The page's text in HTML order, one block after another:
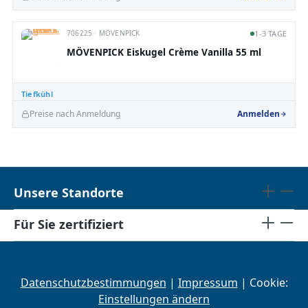
Tiefkühl
706225 · MÖVENPICK 1-3 TAGE
MÖVENPICK Eiskugel Crème Vanilla 55 ml
Preise nach Anmeldung Anmelden
Unsere Standorte
Für Sie zertifiziert
Datenschutzbestimmungen | Impressum | Cookie:
Einstellungen ändern